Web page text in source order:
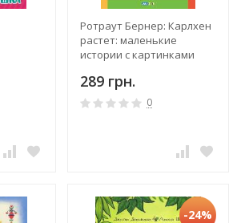
Ротраут Бернер: Карлхен
растет: маленькие
истории с картинками
289 грн.
0
-24%